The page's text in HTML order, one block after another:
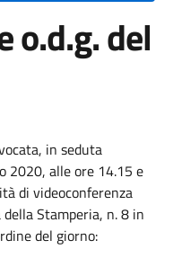
o.d.g. del
in seduta
2020, alle ore 14.15 e
di videoconferenza
Stamperia, n. 8 in
del giorno: